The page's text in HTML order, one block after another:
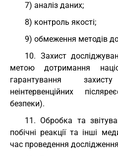
7) аналіз даних;
8) контроль якості;
9) обмеження методів
10. Захист
метою дотримання
гарантування
неінтервенційних
безпеки).
11. Обробка та
побічні реакції та інші
час проведення